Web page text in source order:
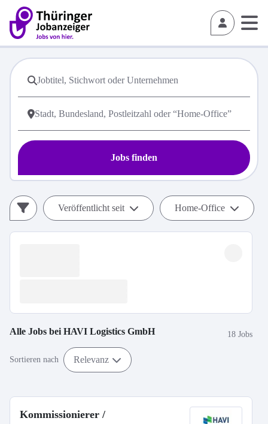
Jobs finden
Veröffentlicht seit Home-Office
Alle Jobs bei HAVI Logistics GmbH 18 Jobs
Sortieren nach Relevanz
Kommissionierer /